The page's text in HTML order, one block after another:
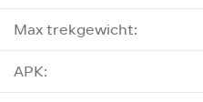
Max trekgewicht:
APK: